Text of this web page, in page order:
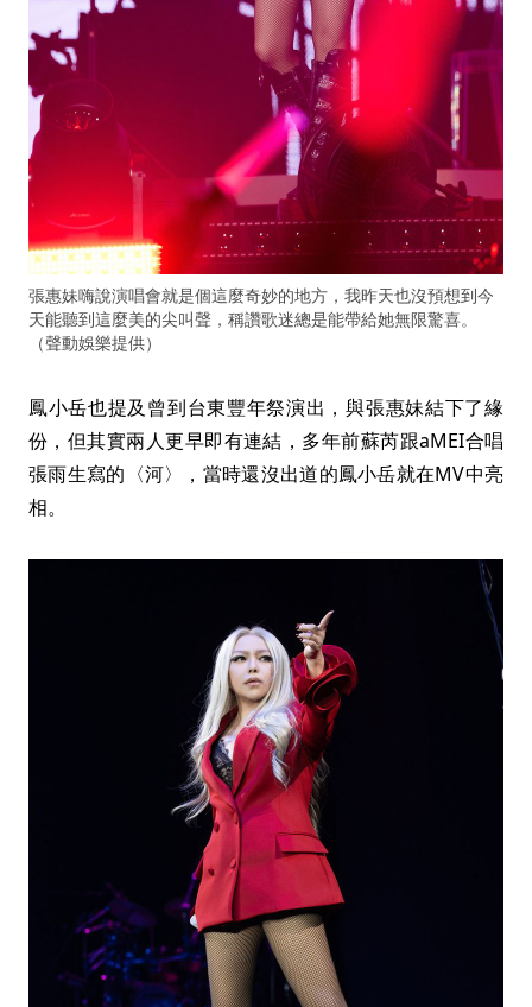
張惠妹嗨說演唱會就是個這麼奇妙的地方，我昨天也沒預想到今
天能聽到這麼美的尖叫聲，稱讚歌迷總是能帶給她無限驚喜。
（聲動娛樂提供）
鳳小岳也提及曾到台東豐年祭演出，與張惠妹結下了緣
份，但其實兩人更早即有連結，多年前蘇芮跟aMEI合唱
張雨生寫的〈河〉，當時還沒出道的鳳小岳就在MV中亮
相。